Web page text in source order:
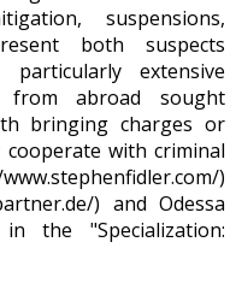
suspensions,
both suspects
extensive
from abroad sought
bringing charges or
with criminal
)
) and Odessa
in the "Specialization: